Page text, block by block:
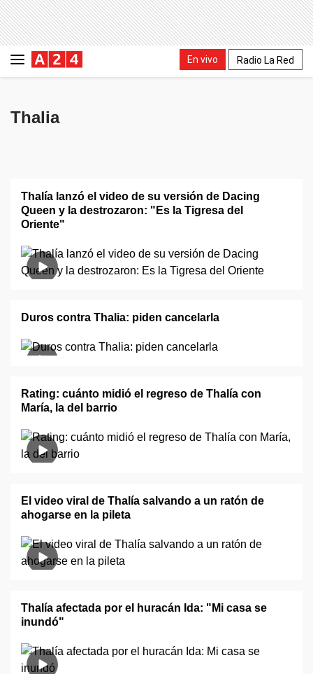
En vivo Radio La Red
Thalia
Thalía lanzó el video de su versión de Dacing
Queen y la destrozaron: "Es la Tigresa del
Oriente"
Duros contra Thalia: piden cancelarla
Rating: cuánto midió el regreso de Thalía con
María, la del barrio
El video viral de Thalía salvando a un ratón de
ahogarse en la pileta
Thalía afectada por el huracán Ida: "Mi casa se
inundó"